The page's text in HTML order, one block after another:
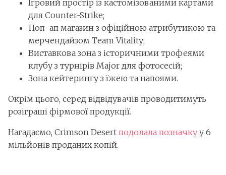
Ігровий простір із кастомізованими картами
для Counter-Strike;
Поп-ап магазин з офіційною атрибутикою та
мерчендайзом Team Vitality;
Виставкова зона з історичними трофеями
клубу з турнірів Major для фотосесій;
Зона кейтерингу з їжею та напоями.
Окрім цього, серед відвідувачів проводитимуть
розіграші фірмової продукції.
Нагадаємо, Crimson Desert подолала позначку у 6
мільйонів проданих копій.